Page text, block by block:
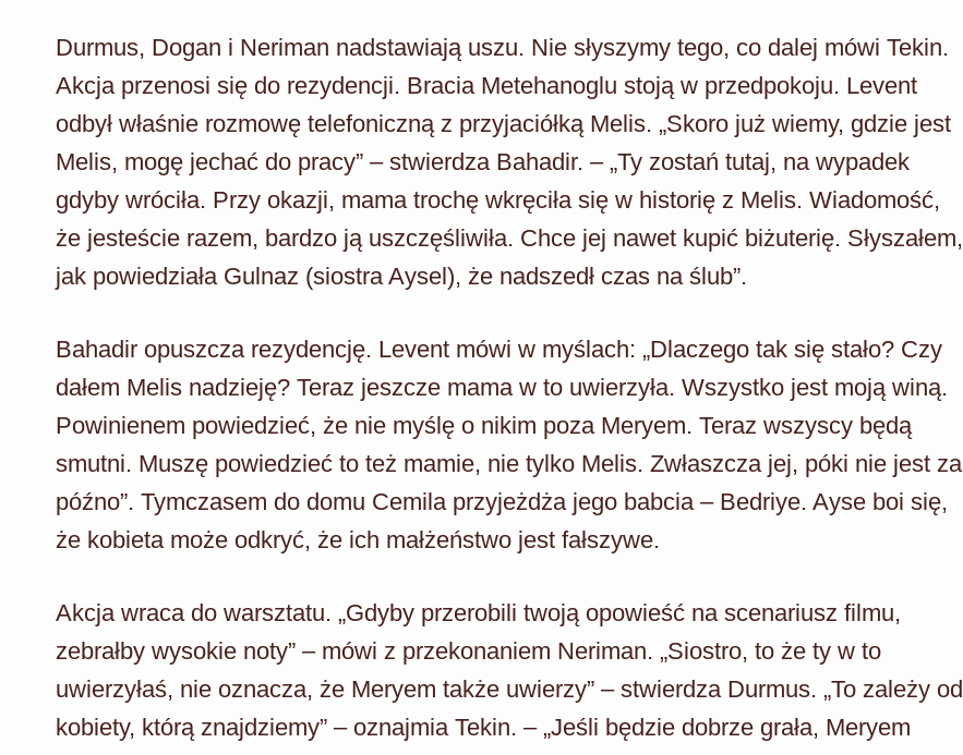
Durmus, Dogan i Neriman nadstawiają uszu. Nie słyszymy tego, co dalej mówi Tekin.
Akcja przenosi się do rezydencji. Bracia Metehanoglu stoją w przedpokoju. Levent
odbył właśnie rozmowę telefoniczną z przyjaciółką Melis. „Skoro już wiemy, gdzie jest
Melis, mogę jechać do pracy” – stwierdza Bahadir. – „Ty zostań tutaj, na wypadek
gdyby wróciła. Przy okazji, mama trochę wkręciła się w historię z Melis. Wiadomość,
że jesteście razem, bardzo ją uszczęśliwiła. Chce jej nawet kupić biżuterię. Słyszałem,
jak powiedziała Gulnaz (siostra Aysel), że nadszedł czas na ślub”.
Bahadir opuszcza rezydencję. Levent mówi w myślach: „Dlaczego tak się stało? Czy
dałem Melis nadzieję? Teraz jeszcze mama w to uwierzyła. Wszystko jest moją winą.
Powinienem powiedzieć, że nie myślę o nikim poza Meryem. Teraz wszyscy będą
smutni. Muszę powiedzieć to też mamie, nie tylko Melis. Zwłaszcza jej, póki nie jest za
późno”. Tymczasem do domu Cemila przyjeżdża jego babcia – Bedriye. Ayse boi się,
że kobieta może odkryć, że ich małżeństwo jest fałszywe.
Akcja wraca do warsztatu. „Gdyby przerobili twoją opowieść na scenariusz filmu,
zebrałby wysokie noty” – mówi z przekonaniem Neriman. „Siostro, to że ty w to
uwierzyłaś, nie oznacza, że Meryem także uwierzy” – stwierdza Durmus. „To zależy od
kobiety, którą znajdziemy” – oznajmia Tekin. – „Jeśli będzie dobrze grała, Meryem